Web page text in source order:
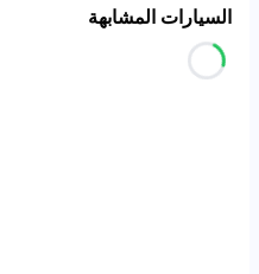
السيارات المشابهة